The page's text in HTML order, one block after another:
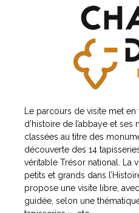
Le parcours de visite met
d’histoire de l’abbaye et
classées au titre des
découverte des 14
véritable Trésor national. La
petits et grands dans
propose une visite libre,
guidée, selon une